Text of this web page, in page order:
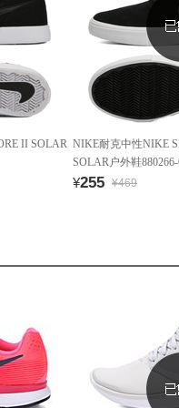
II SOLAR NIKE耐克中性NIKE
SOLAR户外鞋880266-
¥255 ¥469